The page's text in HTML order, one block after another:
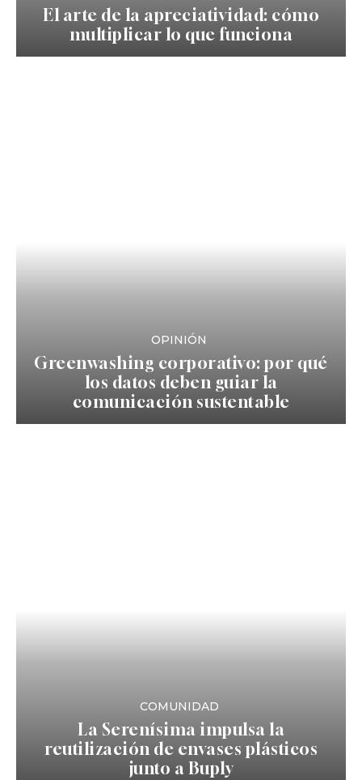
El arte de la apreciatividad: cómo
multiplicar lo que funciona
OPINIÓN
Greenwashing corporativo: por qué
los datos deben guiar la
comunicación sustentable
COMUNIDAD
La Serenísima impulsa la
reutilización de envases plásticos
junto a Buply